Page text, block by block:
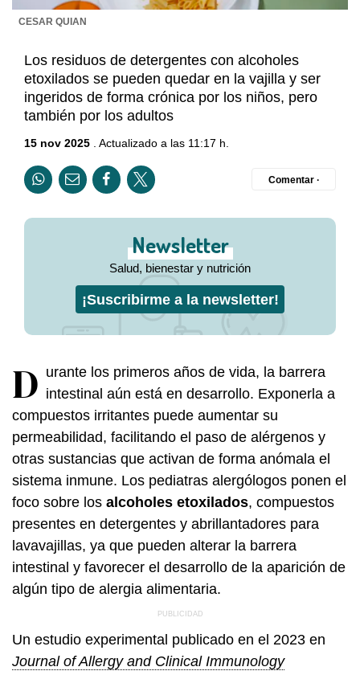
CESAR QUIAN
Los residuos de detergentes con alcoholes
etoxilados se pueden quedar en la vajilla y ser
ingeridos de forma crónica por los niños, pero
también por los adultos
15 nov 2025 . Actualizado a las 11:17 h.
Comentar ·
Newsletter
Salud, bienestar y nutrición
¡Suscribirme a la newsletter!
D urante los primeros años de vida, la barrera
intestinal aún está en desarrollo. Exponerla a
compuestos irritantes puede aumentar su
permeabilidad, facilitando el paso de alérgenos y
otras sustancias que activan de forma anómala el
sistema inmune. Los pediatras alergólogos ponen el
foco sobre los alcoholes etoxilados, compuestos
presentes en detergentes y abrillantadores para
lavavajillas, ya que pueden alterar la barrera
intestinal y favorecer el desarrollo de la aparición de
algún tipo de alergia alimentaria.
Un estudio experimental publicado en el 2023 en
Journal of Allergy and Clinical Immunology